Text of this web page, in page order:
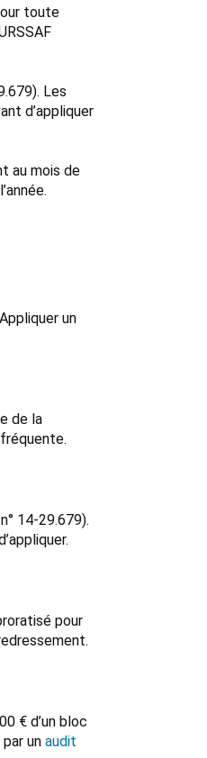
toute
Les
d’appliquer
au mois de
un
de la
14-29.679).
pour
€ d’un bloc
un audit